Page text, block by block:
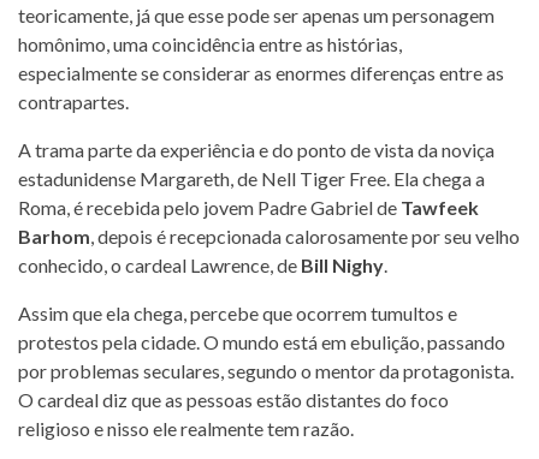
teoricamente, já que esse pode ser apenas um personagem
homônimo, uma coincidência entre as histórias,
especialmente se considerar as enormes diferenças entre as
contrapartes.
A trama parte da experiência e do ponto de vista da noviça
estadunidense Margareth, de Nell Tiger Free. Ela chega a
Roma, é recebida pelo jovem Padre Gabriel de Tawfeek
Barhom, depois é recepcionada calorosamente por seu velho
conhecido, o cardeal Lawrence, de Bill Nighy.
Assim que ela chega, percebe que ocorrem tumultos e
protestos pela cidade. O mundo está em ebulição, passando
por problemas seculares, segundo o mentor da protagonista.
O cardeal diz que as pessoas estão distantes do foco
religioso e nisso ele realmente tem razão.